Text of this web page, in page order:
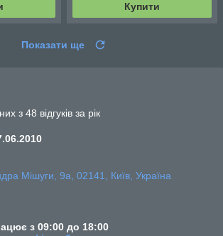
Купити
Показати ще
з 48 відгуків за рік
Мішуги, 9а, 02141, Київ, Україна
з 09:00 до 18:00